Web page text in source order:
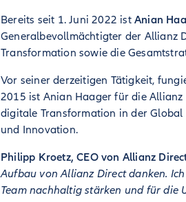
Bereits seit 1. Juni 2022 ist Anian
Generalbevollmächtigter der Allianz
Transformation sowie die
Vor seiner derzeitigen Tätigkeit,
2015 ist Anian Haager für die
digitale Transformation in der
und Innovation.
Philipp Kroetz, CEO von Allianz
Aufbau von Allianz Direct danken.
Team nachhaltig stärken und für die